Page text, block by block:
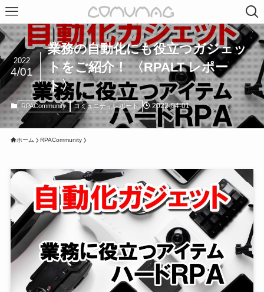
業務の自動化にも役立つガジェッ
トをご紹介！ 〈RPALT レポー
ト〉
2022
4/01
RPACommunity コミュニティレポート 2022-04-01
ホーム RPACommunity